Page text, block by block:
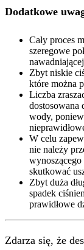
Dodatkowe
Cały proces
szeregowe
Zbyt niskie
które można
Liczba
dostosowana
wody,
W celu
nie należy
skutkować
Zbyt duża
spadek
prawidłowe
Zdarza się, że